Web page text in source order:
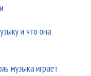
и что она
музыка играет